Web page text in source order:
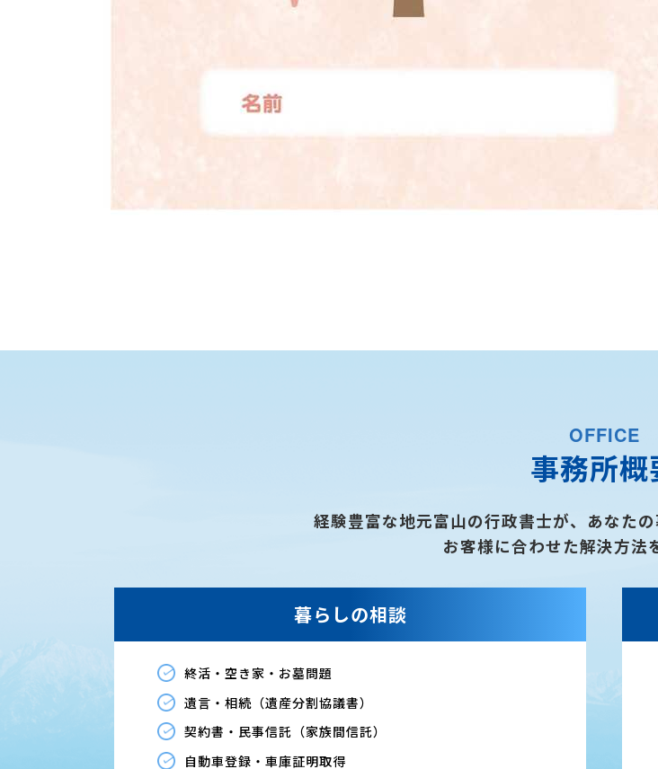
OFFICE
事務所概
経験豊富な地元富山の行政書士が、あなた
お客様に合わせた解決方法
暮らしの相談
終活・空き家・お墓問題
遺言・相続（遺産分割協議書）
契約書・民事信託（家族間信託）
自動車登録・車庫証明取得